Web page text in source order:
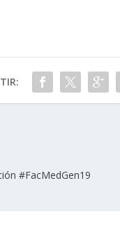
#FacMedGen19